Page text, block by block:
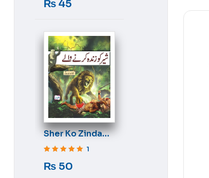
₨ 45
Sher Ko Zinda
Karne Wale1
₨ 50